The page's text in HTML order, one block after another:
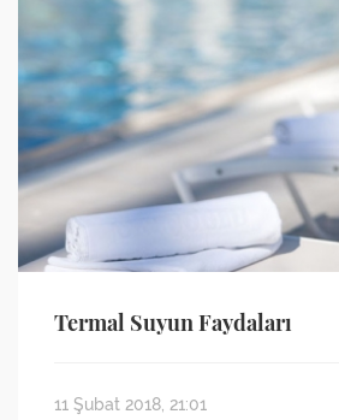
Termal Suyun Faydaları
11 Şubat 2018, 21:01